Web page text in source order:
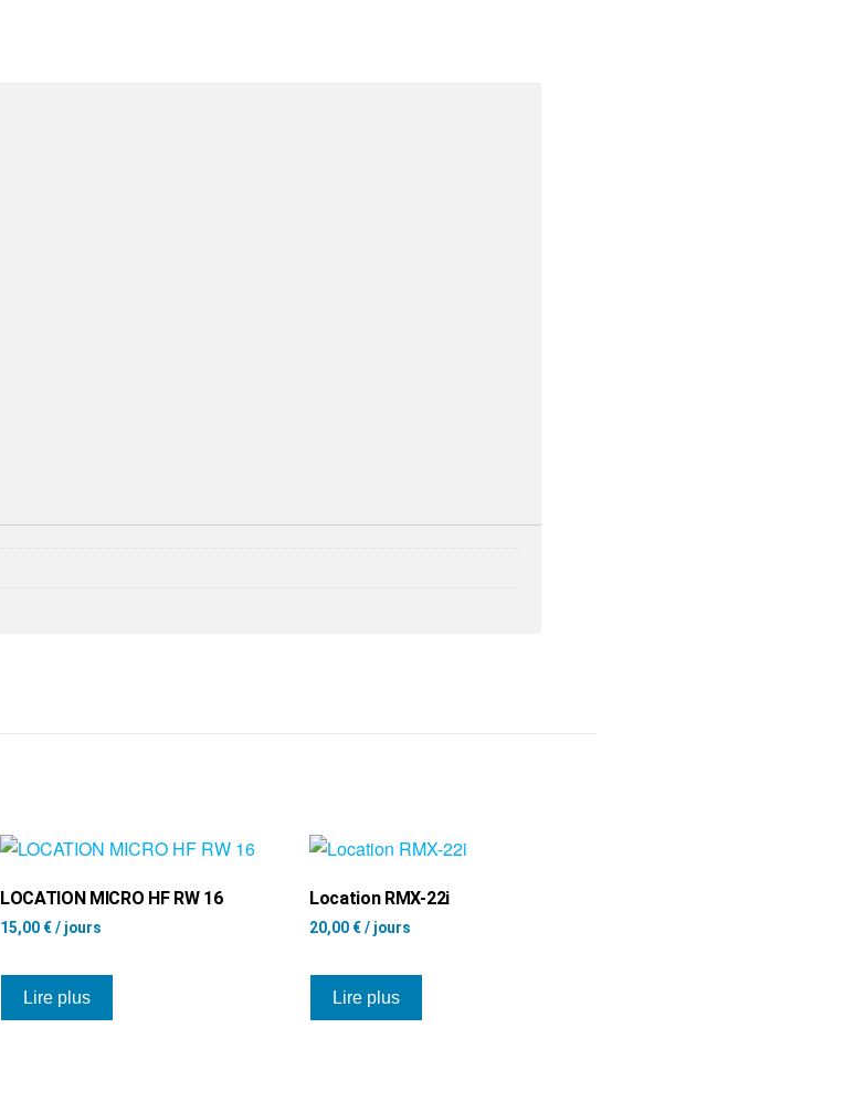
LOCATION MICRO HF RW 16
15,00 €/ jours
Lire plus
Location RMX-22i
20,00 €/ jours
Lire plus